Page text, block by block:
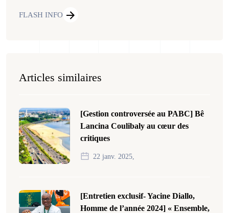
FLASH INFO
Articles similaires
[Gestion controversée au PABC] Bê
Lancina Coulibaly au cœur des
critiques
22 janv. 2025,
[Entretien exclusif- Yacine Diallo,
Homme de l’année 2024] « Ensemble,